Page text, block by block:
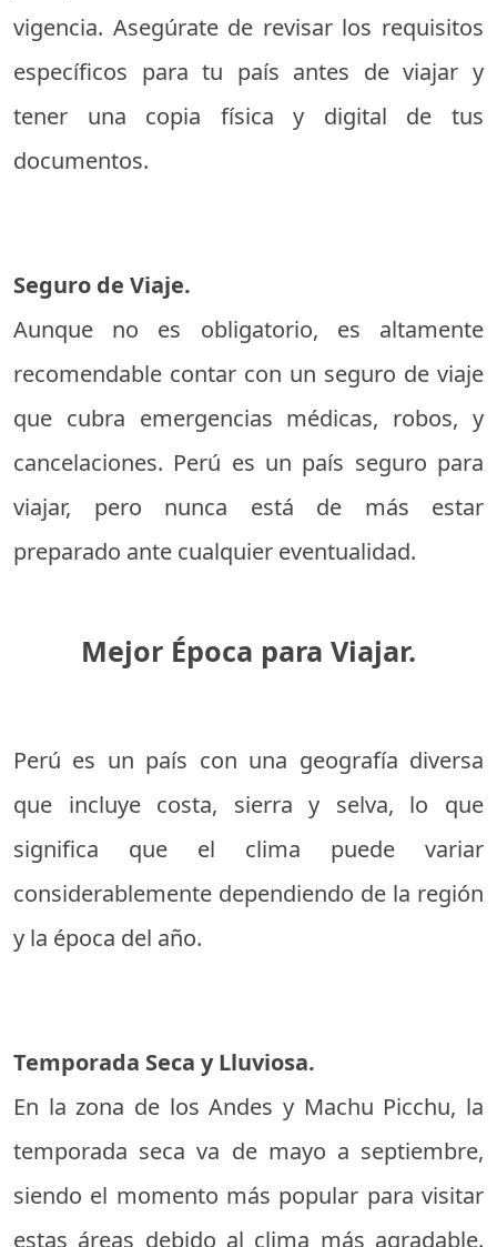
vigencia. Asegúrate de revisar los requisitos
específicos para tu país antes de viajar y
tener una copia física y digital de tus
documentos.
Seguro de Viaje.
Aunque no es obligatorio, es altamente
recomendable contar con un seguro de viaje
que cubra emergencias médicas, robos, y
cancelaciones. Perú es un país seguro para
viajar, pero nunca está de más estar
preparado ante cualquier eventualidad.
Mejor Época para Viajar.
Perú es un país con una geografía diversa
que incluye costa, sierra y selva, lo que
significa que el clima puede variar
considerablemente dependiendo de la región
y la época del año.
Temporada Seca y Lluviosa.
En la zona de los Andes y Machu Picchu, la
temporada seca va de mayo a septiembre,
siendo el momento más popular para visitar
estas áreas debido al clima más agradable.